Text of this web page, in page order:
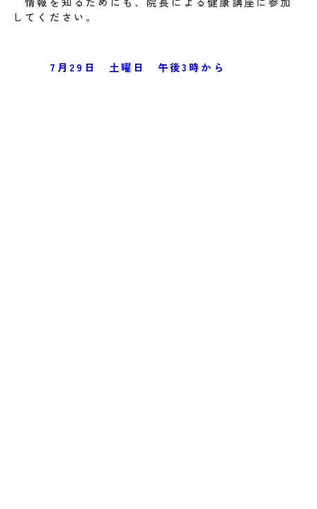
してください。
7月29日 土曜日 午後3時から